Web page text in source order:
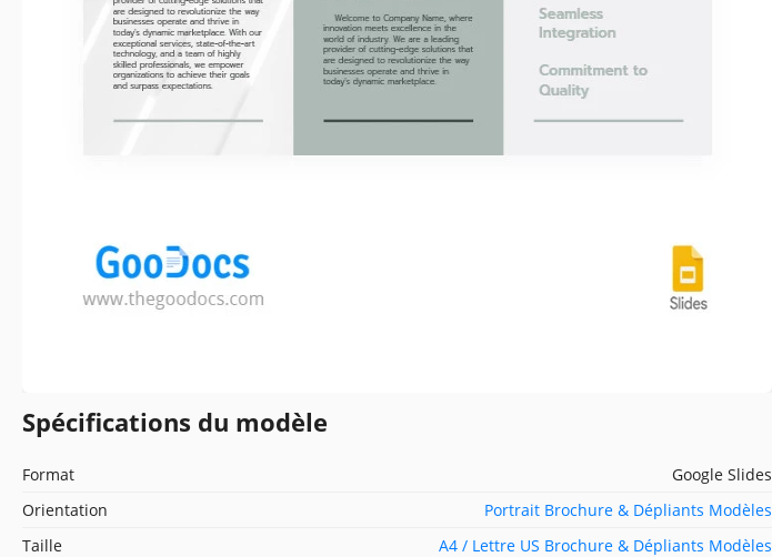
Spécifications du modèle
Format
Google Slides
Orientation
Portrait Brochure & Dépliants Modèles
Taille
A4 / Lettre US Brochure & Dépliants Modèles